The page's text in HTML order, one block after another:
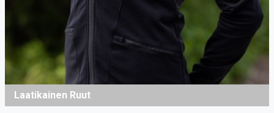
Laatikainen Ruut